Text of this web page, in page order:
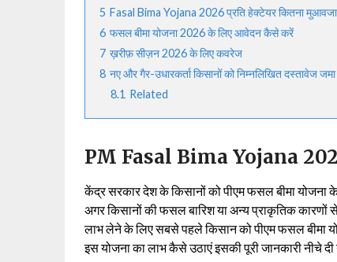
5 Fasal Bima Yojana 2026 प्रति हेक्टेयर कितना मुआवजा
6 फसल बीमा योजना 2026 के लिए आवेदन कैसे करें
7 ख़रीफ़ सीज़न 2026 के लिए कवरेज
8 नए और गैर-उधारकर्ता किसानों को निम्नलिखित दस्तावेज
8.1 Related
PM Fasal Bima Yojana
केंद्र सरकार देश के किसानों को पीएम फसल बीमा
अगर किसानों की फसल बारिश या अन्य प्राकृतिक कारणों
लाभ लेने के लिए सबसे पहले किसान को पीएम फसल बीमा
इस योजना का लाभ कैसे उठाएं इसकी पूरी जानकारी नीचे दी